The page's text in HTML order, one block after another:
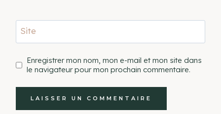
Site
Enregistrer mon nom, mon e-mail et mon site dans
le navigateur pour mon prochain commentaire.